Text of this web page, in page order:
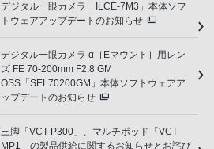
デジタル一眼カメラ「ILCE-7M3」本体ソフ
トウェアアップデートのお知らせ
デジタル一眼カメラ α［Eマウント］用レン
ズ FE 70-200mm F2.8 GM
OSS「SEL70200GM」本体ソフトウェアア
ップデートのお知らせ
三脚「VCT-P300」、マルチポッド「VCT-
MP1」の製品供給に関するお知らせとお詫び